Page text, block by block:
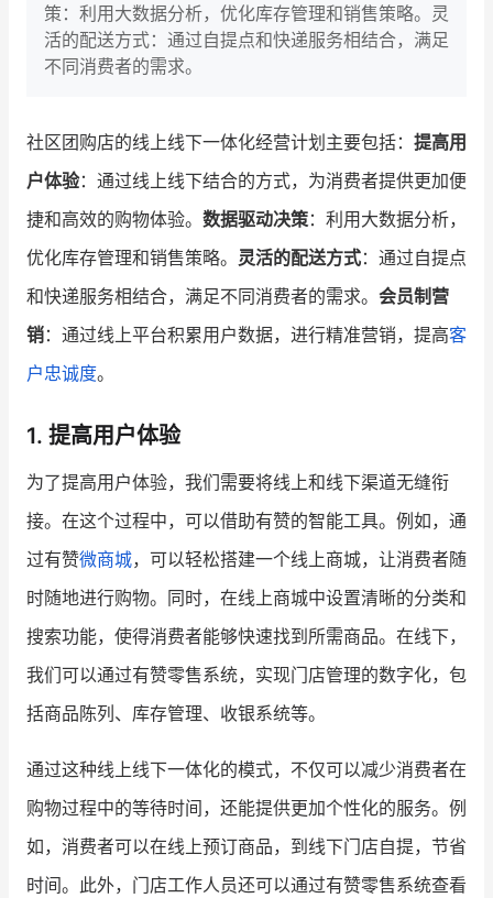
智库 产品场景库
产品更新动态
品牌消费观
新零售资讯
培训课程
增长俱乐部
增长俱乐部
商家社区 社群交流
合作共进
认证服务商 设计服务商
有赞云 数据通服务
策：利用大数据分析，优化库存管理和销售策略。灵
活的配送方式：通过自提点和快递服务相结合，满足
不同消费者的需求。
社区团购店的线上线下一体化经营计划主要包括： 提高用
户体验：通过线上线下结合的方式，为消费者提供更加便
捷和高效的购物体验。 数据驱动决策：利用大数据分析，
优化库存管理和销售策略。 灵活的配送方式：通过自提点
和快递服务相结合，满足不同消费者的需求。 会员制营
销：通过线上平台积累用户数据，进行精准营销，提高客
户忠诚度。
1. 提高用户体验
为了提高用户体验，我们需要将线上和线下渠道无缝衔
接。在这个过程中，可以借助有赞的智能工具。例如，通
过有赞微商城，可以轻松搭建一个线上商城，让消费者随
时随地进行购物。同时，在线上商城中设置清晰的分类和
搜索功能，使得消费者能够快速找到所需商品。在线下，
我们可以通过有赞零售系统，实现门店管理的数字化，包
括商品陈列、库存管理、收银系统等。
通过这种线上线下一体化的模式，不仅可以减少消费者在
购物过程中的等待时间，还能提供更加个性化的服务。例
如，消费者可以在线上预订商品，到线下门店自提，节省
时间。此外，门店工作人员还可以通过有赞零售系统查看